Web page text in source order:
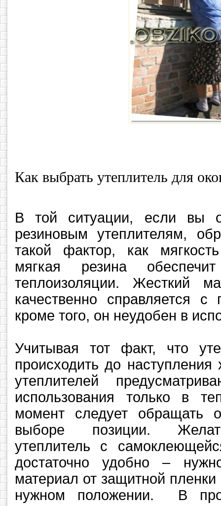
Как выбрать утеплитель для
В той ситуации, если вы
резиновым утеплителям,
такой фактор, как
мягкая резина
теплоизоляции. Жесткий
качественно справляется
кроме того, он неудобен в
Учитывая тот факт, что
происходить до
утеплителей
использования только в
момент следует обращать
выборе позиции.
утеплитель с
достаточно удобно –
материал от защитной пленки
нужном положении. В